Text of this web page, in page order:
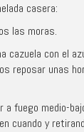
casera:
las moras.
cazuela con el
reposar unas
a fuego medio-
cuando y